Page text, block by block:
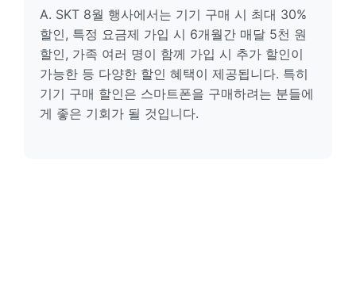
A. SKT 8월 행사에서는 기기 구매 시 최대 30%
할인, 특정 요금제 가입 시 6개월간 매달 5천 원
할인, 가족 여러 명이 함께 가입 시 추가 할인이
가능한 등 다양한 할인 혜택이 제공됩니다. 특히
기기 구매 할인은 스마트폰을 구매하려는 분들에
게 좋은 기회가 될 것입니다.